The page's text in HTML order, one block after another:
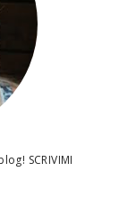
SCRIVIMI